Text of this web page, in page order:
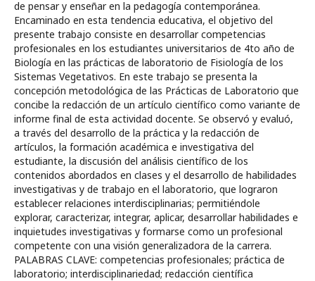
de pensar y enseñar en la pedagogía contemporánea.
Encaminado en esta tendencia educativa, el objetivo del
presente trabajo consiste en desarrollar competencias
profesionales en los estudiantes universitarios de 4to año de
Biología en las prácticas de laboratorio de Fisiología de los
Sistemas Vegetativos. En este trabajo se presenta la
concepción metodológica de las Prácticas de Laboratorio que
concibe la redacción de un artículo científico como variante de
informe final de esta actividad docente. Se observó y evaluó,
a través del desarrollo de la práctica y la redacción de
artículos, la formación académica e investigativa del
estudiante, la discusión del análisis científico de los
contenidos abordados en clases y el desarrollo de habilidades
investigativas y de trabajo en el laboratorio, que lograron
establecer relaciones interdisciplinarias; permitiéndole
explorar, caracterizar, integrar, aplicar, desarrollar habilidades e
inquietudes investigativas y formarse como un profesional
competente con una visión generalizadora de la carrera.
PALABRAS CLAVE: competencias profesionales; práctica de
laboratorio; interdisciplinariedad; redacción científica